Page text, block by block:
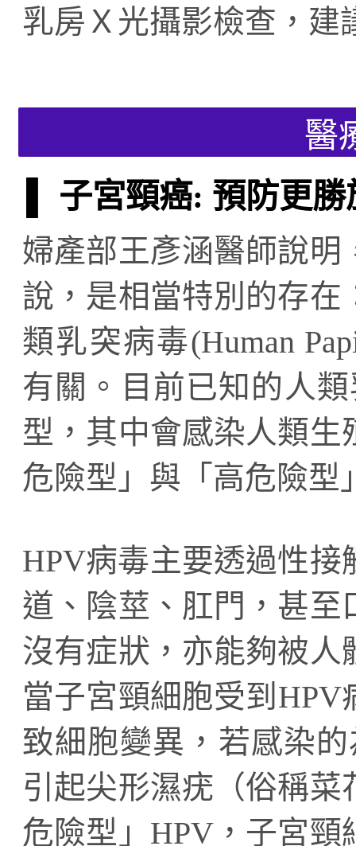
乳房Ｘ光攝影檢查，建
醫
▌ 子宮頸癌: 預防更
婦產部王彥涵醫師說
說，是相當特別的存
類乳突病毒(Human
有關。目前已知的人
型，其中會感染人類生
危險型」與「高危險型
HPV病毒主要透過性
道、陰莖、肛門，甚
沒有症狀，亦能夠被
當子宮頸細胞受到
致細胞變異，若感染
引起尖形濕疣（俗稱
危險型」HPV，子宮